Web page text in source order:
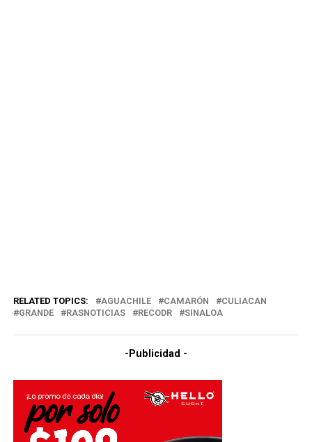
RELATED TOPICS: AGUACHILE CAMARÓN
CULIACAN
GRANDE
RASNOTICIAS RECODR SINALOA
-Publicidad -